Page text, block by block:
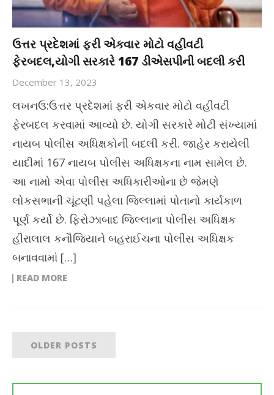
ઉત્તર પ્રદેશમાં ફરી એકવાર મોટો વહીવટી
ફેરબદલ,યોગી સરકારે 167 ડીએસપીની બદલી કરી
December 13, 2023
લખનઉ:ઉત્તર પ્રદેશમાં ફરી એકવાર મોટો વહીવટી
ફેરબદલ કરવામાં આવ્યો છે. યોગી સરકારે મોટી સંખ્યામાં
નાયબ પોલીસ અધિક્ષકોની બદલી કરી. જાહેર કરાયેલી
યાદીમાં 167 નાયબ પોલીસ અધિક્ષકના નામ સામેલ છે.
આ નામો એવા પોલીસ અધિકારીઓના છે જેમણે
લોકસભાની ચૂંટણી પહેલા જિલ્લામાં પોતાનો કાર્યકાળ
પૂર્ણ કર્યો છે. ફિરોઝાબાદ જિલ્લાના પોલીસ અધિક્ષક
હીરાલાલ કનૌજિયાને બહરાઈચના પોલીસ અધિક્ષક
બનાવવામાં […]
READ MORE
OLDER POSTS